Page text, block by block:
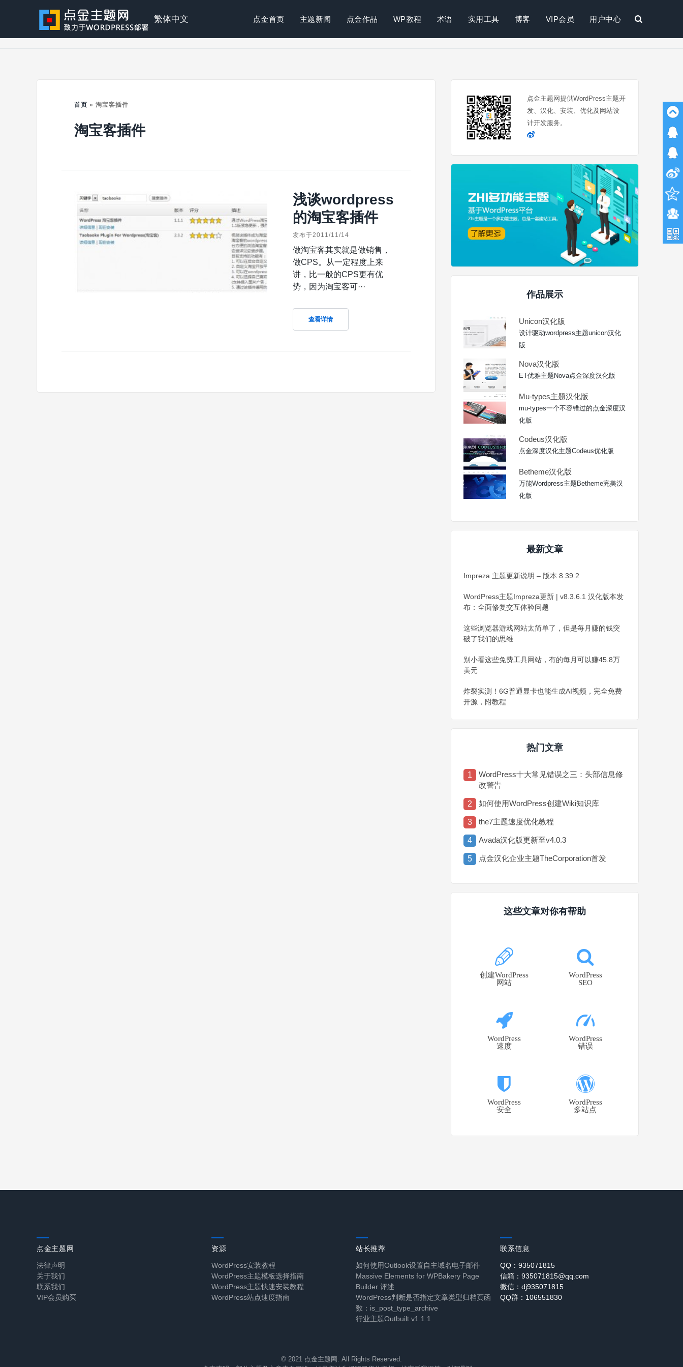
点
繁体中文 点金首页 主题新闻 点金作品 WP教程 术语 实用工具 博客 VIP会员 用户中心
首页 » 淘宝客插件
淘宝客插件
浅谈wordpress
的淘宝客插件
发布于2011/11/14
做淘宝客其实就是做销售，
做CPS。从一定程度上来
讲，比一般的CPS更有优
势，因为淘宝客可···
查看详情
点金主题网提供WordPress主题开
发、汉化、安装、优化及网站设
计开发服务。
作品展示
Unicon汉化版
设计驱动wordpress主题unicon汉化
版
Nova汉化版
ET优雅主题Nova点金深度汉化版
Mu-types主题汉化版
mu-types一个不容错过的点金深度汉
化版
Codeus汉化版
点金深度汉化主题Codeus优化版
Betheme汉化版
万能Wordpress主题Betheme完美汉
化版
最新文章
Impreza 主题更新说明 – 版本 8.39.2
WordPress主题Impreza更新 | v8.3.6.1 汉化版本发
布：全面修复交互体验问题
这些浏览器游戏网站太简单了，但是每月赚的钱突
破了我们的思维
别小看这些免费工具网站，有的每月可以赚45.8万
美元
炸裂实测！6G普通显卡也能生成AI视频，完全免费
开源，附教程
热门文章
1
WordPress十大常见错误之三：头部信息修
改警告
2 如何使用WordPress创建Wiki知识库
3 the7主题速度优化教程
4 Avada汉化版更新至v4.0.3
5 点金汉化企业主题TheCorporation首发
这些文章对你有帮助
创建WordPress
网站
WordPress
SEO
WordPress
速度
WordPress
错误
WordPress
安全
WordPress
多站点
点金主题网
法律声明
关于我们
联系我们
VIP会员购买
资源
WordPress安装教程
WordPress主题模板选择指南
WordPress主题快速安装教程
WordPress站点速度指南
站长推荐
如何使用Outlook设置自主域名电子邮件
Massive Elements for WPBakery Page
Builder 评述
WordPress判断是否指定文章类型归档页函
数：is_post_type_archive
行业主题Outbuilt v1.1.1
联系信息
QQ：935071815
信箱：935071815@qq.com
微信：dj935071815
QQ群：106551830
© 2021 点金主题网. All Rights Reserved.